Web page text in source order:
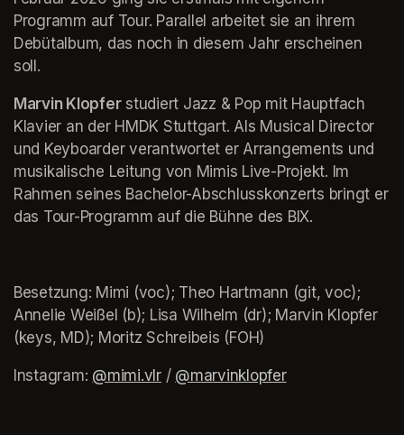
Programm auf Tour. Parallel arbeitet sie an ihrem
Debütalbum, das noch in diesem Jahr erscheinen
soll.
Marvin Klopfer studiert Jazz & Pop mit Hauptfach
Klavier an der HMDK Stuttgart. Als Musical Director
und Keyboarder verantwortet er Arrangements und
musikalische Leitung von Mimis Live-Projekt. Im
Rahmen seines Bachelor-Abschlusskonzerts bringt er
das Tour-Programm auf die Bühne des BIX.
Besetzung: Mimi (voc); Theo Hartmann (git, voc);
Annelie Weißel (b); Lisa Wilhelm (dr); Marvin Klopfer
(keys, MD); Moritz Schreibeis (FOH)
Instagram: @mimi.vlr(opens in a new tab)
/ @marvinklopfer(opens in a new